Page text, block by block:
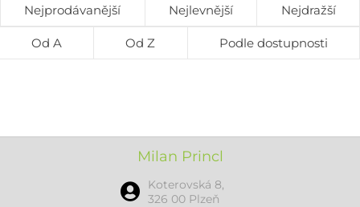
Nejprodávanější Nejlevnější Nejdražší
Od A Od Z Podle dostupnosti
Milan Princl
Koterovská 8,
326 00 Plzeň